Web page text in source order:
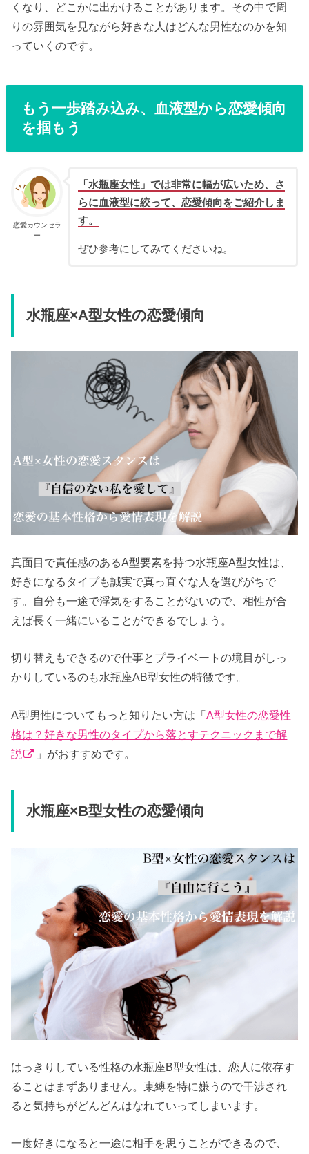
くなり、どこかに出かけることがあります。その中で周
りの雰囲気を見ながら好きな人はどんな男性なのかを知
っていくのです。
もう一歩踏み込み、血液型から恋愛傾向
を掴もう
恋愛カウンセラ
ー
「水瓶座女性」では非常に幅が広いため、さ
らに血液型に絞って、恋愛傾向をご紹介しま
す。
ぜひ参考にしてみてくださいね。
水瓶座×A型女性の恋愛傾向
真面目で責任感のあるA型要素を持つ水瓶座A型女性は、
好きになるタイプも誠実で真っ直ぐな人を選びがちで
す。自分も一途で浮気をすることがないので、相性が合
えば長く一緒にいることができるでしょう。
切り替えもできるので仕事とプライベートの境目がしっ
かりしているのも水瓶座AB型女性の特徴です。
A型男性についてもっと知りたい方は「A型女性の恋愛性
格は？好きな男性のタイプから落とすテクニックまで解
説
」がおすすめです。
水瓶座×B型女性の恋愛傾向
はっきりしている性格の水瓶座B型女性は、恋人に依存す
ることはまずありません。束縛を特に嫌うので干渉され
ると気持ちがどんどんはなれていってしまいます。
一度好きになると一途に相手を思うことができるので、